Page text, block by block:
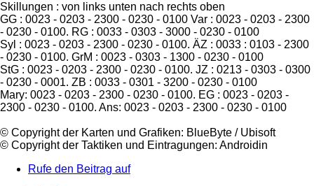
Skillungen : von links unten nach rechts oben
GG : 0023 - 0203 - 2300 - 0230 - 0100 Var : 0023 - 0203 - 2300
- 0230 - 0100. RG : 0033 - 0303 - 3000 - 0230 - 0100
Syl : 0023 - 0203 - 2300 - 0230 - 0100. ÄZ : 0033 : 0103 - 2300
- 0230 - 0100. GrM : 0023 - 0303 - 1300 - 0230 - 0100
StG : 0023 - 0203 - 2300 - 0230 - 0100. JZ : 0213 - 0303 - 0300
- 0230 - 0001. ZB : 0033 - 0301 - 3200 - 0230 - 0100
Mary: 0023 - 0203 - 2300 - 0230 - 0100. EG : 0023 - 0203 -
2300 - 0230 - 0100. Ans: 0023 - 0203 - 2300 - 0230 - 0100
©️ Copyright der Karten und Grafiken: BlueByte / Ubisoft
©️ Copyright der Taktiken und Eintragungen: Androidin
Rufe den Beitrag auf